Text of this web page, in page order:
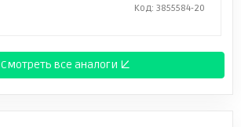
Код: 3855584-20
Смотреть все аналоги ↓